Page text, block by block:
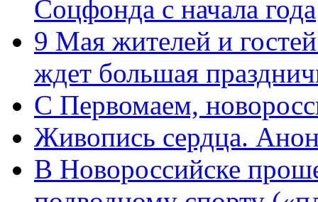
Соцфонда с начала года
9 Мая жителей и
ждет большая
C Первомаем,
Живопись сердца.
В Новороссийске